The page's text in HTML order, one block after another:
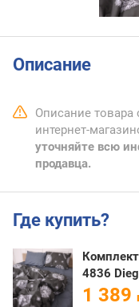
Описание
Описание
интернет-
уточняйте всю
продавца.
Где купить?
Комплект
4836
1 389